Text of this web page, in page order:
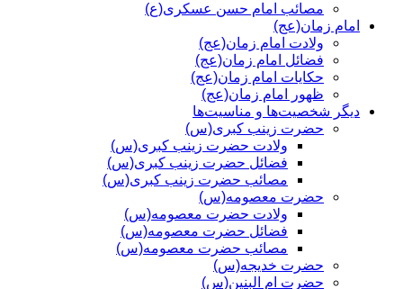
مصائب امام حسن عسکری(ع)
امام زمان(عج)
ولادت امام زمان(عج)
فضائل امام زمان(عج)
حکایات امام زمان(عج)
ظهور امام زمان(عج)
دیگر شخصیت‌ها و مناسیت‌ها
حضرت زینب کبری(س)
ولادت حضرت زینب کبری(س)
فضائل حضرت زینب کبری(س)
مصائب حضرت زینب کبری(س)
حضرت معصومه(س)
ولادت حضرت معصومه(س)
فضائل حضرت معصومه(س)
مصائب حضرت معصومه(س)
حضرت خدیجه(س)
حضرت ام البنین(س)